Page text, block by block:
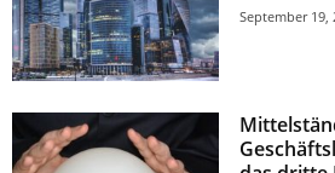
September 19,